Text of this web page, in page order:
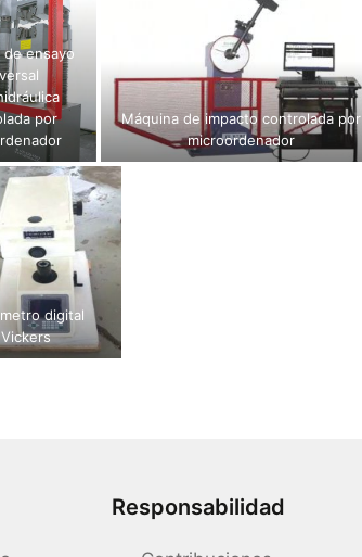
de ensayo
por
Máquina de impacto controlada por
microordenador
digital
Vickers
Responsabilidad